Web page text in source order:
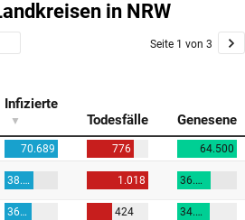
in NRW
Seite 1 von 3
Infizierte
Todesfälle
Genesene
70.689 776 64.500
38.854 1.018 36.500
36.248 424 34.700